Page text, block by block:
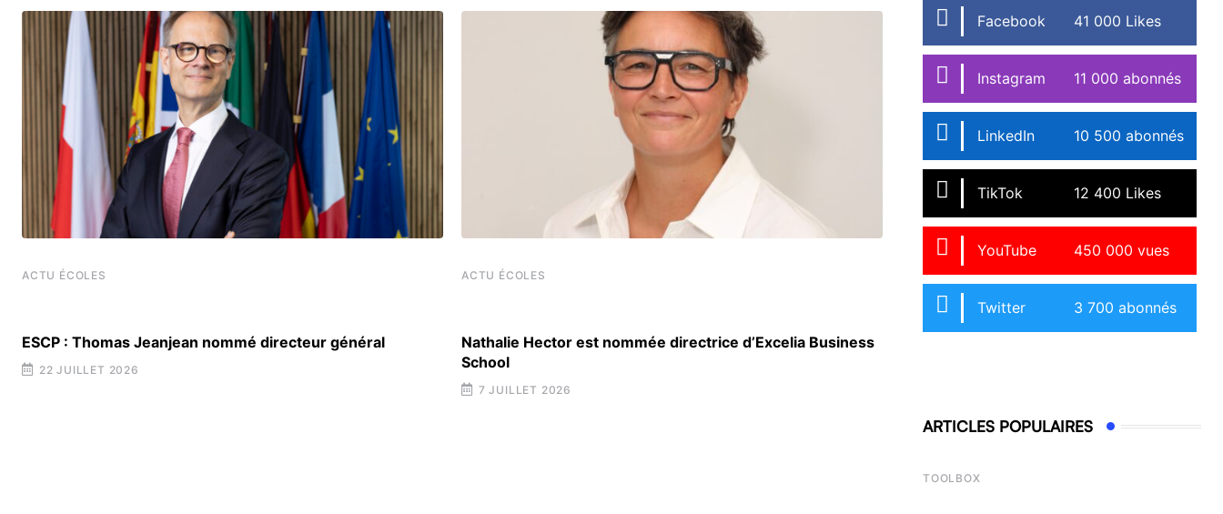
ACTU ÉCOLES
ESCP : Thomas Jeanjean nommé directeur général
22 JUILLET 2026
ACTU ÉCOLES
Nathalie Hector est nommée directrice d’Excelia Business
School
7 JUILLET 2026
ACTU ÉCOLES
Facebook 41 000 Likes
Instagram 11 000 abonnés
LinkedIn 10 500 abonnés
TikTok 12 400 Likes
YouTube 450 000 vues
Twitter 3 700 abonnés
ARTICLES POPULAIRES
TOOLBOX